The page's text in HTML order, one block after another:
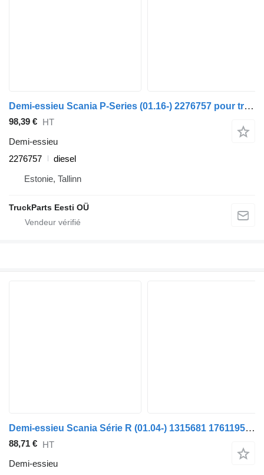
Demi-essieu Scania P-Series (01.16-) 2276757 pour tracteur routier Scania L,P,G,R,S-series (2016-)
98,39 € HT
Demi-essieu
2276757
diesel
Estonie, Tallinn
TruckParts Eesti OÜ
Demi-essieu Scania Série R (01.04-) 1315681 1761195 pour tracteur routier Scania P,G,R,T-series (2004-2017)
88,71 € HT
Demi-essieu